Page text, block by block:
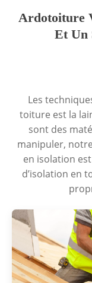
Ardotoiture
Et Un
Les
toiture est la
sont des
manipuler,
en isolation
d’isolation en